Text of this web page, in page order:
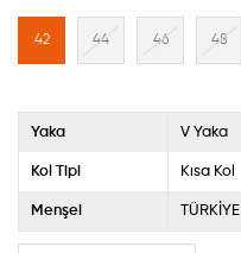
42 44 46 48
Yaka V Yaka
Kol Tipi Kısa Kol
Menşei TÜRKİYE